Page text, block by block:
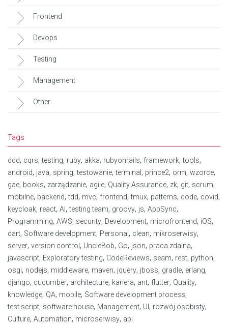
Frontend
Devops
Testing
Management
Other
Tags
ddd, cqrs,testing, ruby, akka, rubyonrails, framework,tools,
android, java, spring,testowanie,terminal, prince2, orm, wzorce,
gae, books, zarządzanie, agile, Quality Assurance, zk, git, scrum,
mobilne, backend,tdd, mvc, frontend,tmux, patterns, code, covid,
keycloak, react, AI,testing team, groovy, js, AppSync,
Programming, AWS, security, Development, microfrontend, iOS,
dart, Software development, Personal, clean, mikroserwisy,
server, version control, UncleBob, Go, json, praca zdalna,
javascript, Exploratory testing, CodeReviews, seam, rest, python,
osgi, nodejs, middleware, maven, jquery, jboss, gradle, erlang,
django, cucumber, architecture, kariera, ant, flutter, Quality,
knowledge, QA, mobile, Software development process,
test script, software house, Management, UI, rozwój osobisty,
Culture, Automation, microserwisy, api